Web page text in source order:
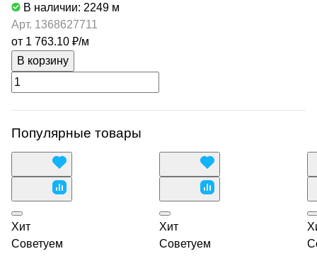
В наличии: 2249 м
Арт. 1368627711
от 1 763.10 ₽/м
В корзину
Популярные товары
Хит
Советуем
Хит
Советуем